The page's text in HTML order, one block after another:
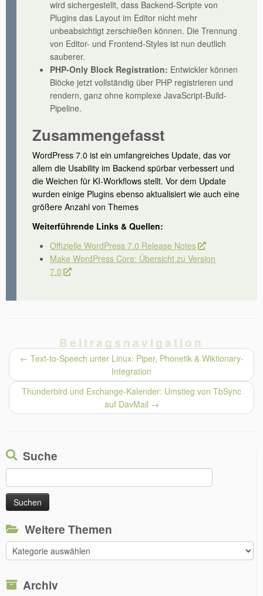
wird sichergestellt, dass Backend-Scripte von
Plugins das Layout im Editor nicht mehr
unbeabsichtigt zerschießen können. Die Trennung
von Editor- und Frontend-Styles ist nun deutlich
sauberer.
PHP-Only Block Registration: Entwickler können
Blöcke jetzt vollständig über PHP registrieren und
rendern, ganz ohne komplexe JavaScript-Build-
Pipeline.
Zusammengefasst
WordPress 7.0 ist ein umfangreiches Update, das vor
allem die Usability im Backend spürbar verbessert und
die Weichen für KI-Workflows stellt. Vor dem Update
wurden einige Plugins ebenso aktualisiert wie auch eine
größere Anzahl von Themes
Weiterführende Links & Quellen:
Offizielle WordPress 7.0 Release Notes
Make WordPress Core: Übersicht zu Version
7.0
Beitragsnavigation
← Text-to-Speech unter Linux: Piper, Phonetik & Wiktionary-
Integration
Thunderbird und Exchange-Kalender: Umstieg von TbSync
auf DavMail →
Suche
Suchen
nach:
Weitere Themen
Weitere
Themen
Archiv